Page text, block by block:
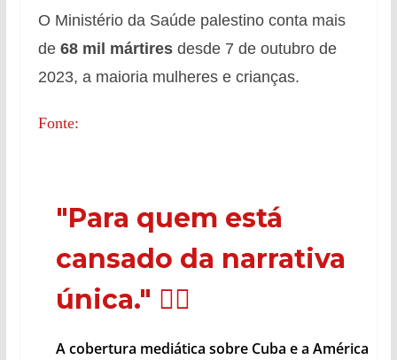
O Ministério da Saúde palestino conta mais
de 68 mil mártiresdesde 7 de outubro de
2023, a maioria mulheres e crianças.
Fonte:
"Para quem está
cansado da narrativa
única." 🕵️‍♂️
A cobertura mediática sobre Cuba e a América